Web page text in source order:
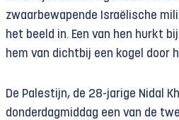
zwaarbewapende Israëlische
het beeld in. Een van hen hurkt
hem van dichtbij een kogel door
De Palestijn, de 28-jarige Nidal
donderdagmiddag een van de